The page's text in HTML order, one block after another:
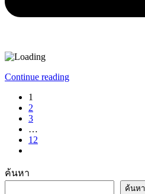
Continue reading
1
2
3
…
12
ค้นหา
ค้นหา